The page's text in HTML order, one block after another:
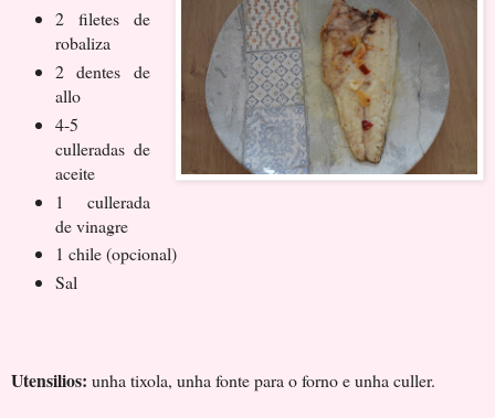
2 filetes de
robaliza
2 dentes de
allo
4-5
culleradas de
aceite
1 cullerada
de vinagre
1 chile (opcional)
Sal
Utensilios: unha tixola, unha fonte para o forno e unha culler.